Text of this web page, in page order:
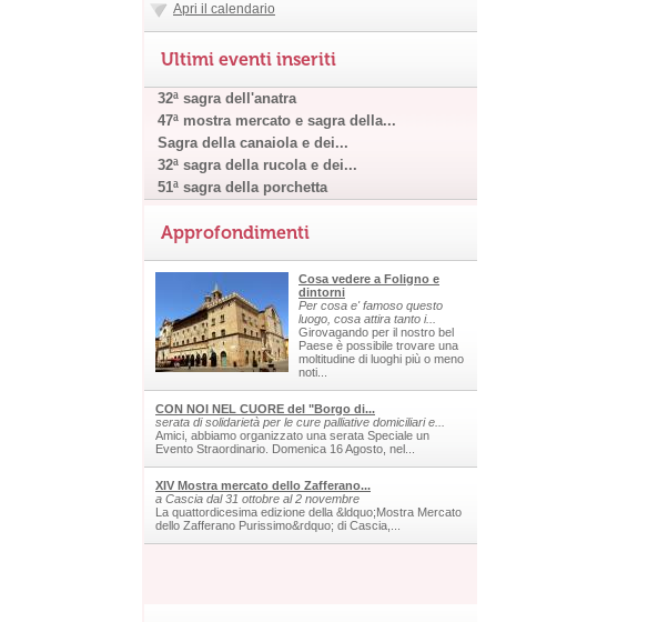
Apri il calendario
Ultimi eventi inseriti
32ª sagra dell'anatra
47ª mostra mercato e sagra della...
Sagra della canaiola e dei...
32ª sagra della rucola e dei...
51ª sagra della porchetta
Approfondimenti
Cosa vedere a Foligno e
dintorni
Per cosa e' famoso questo
luogo, cosa attira tanto i...
Girovagando per il nostro bel
Paese è possibile trovare una
moltitudine di luoghi più o meno
noti...
CON NOI NEL CUORE del "Borgo di...
serata di solidarietà per le cure palliative domiciliari e...
Amici, abbiamo organizzato una serata Speciale un
Evento Straordinario. Domenica 16 Agosto, nel...
XIV Mostra mercato dello Zafferano...
a Cascia dal 31 ottobre al 2 novembre
La quattordicesima edizione della &ldquo;Mostra Mercato
dello Zafferano Purissimo&rdquo; di Cascia,...